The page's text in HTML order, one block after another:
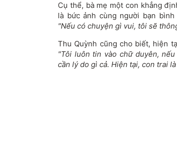
Cụ thể, bà mẹ một con khẳng
là bức ảnh cùng người bạn
"Nếu có chuyện gì vui, tôi sẽ
Thu Quỳnh cũng cho biết, hiện
"Tôi luôn tin vào chữ duyên,
cần lý do gì cả. Hiện tại, con trai